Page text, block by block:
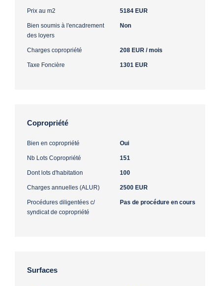
Prix au m2 5184 EUR
Bien soumis à l'encadrement
des loyers
Non
Charges copropriété 208 EUR / mois
Taxe Foncière 1301 EUR
Copropriété
Bien en copropriété Oui
Nb Lots Copropriété 151
Dont lots d'habitation 100
Charges annuelles (ALUR) 2500 EUR
Procédures diligentées c/
syndicat de copropriété
Pas de procédure en cours
Surfaces